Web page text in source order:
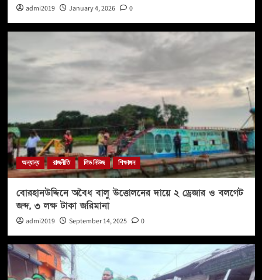
admi2019 January 4, 2026 0
অন্যান্য রাজনীতি লিড নিউজ শিক্ষাঙ্গন
বোরহানউদ্দিনে অবৈধ বালু উত্তোলনের দায়ে ২ ড্রেজার ও বলগেট
জব্দ, ৩ লক্ষ টাকা জরিমানা
admi2019 September 14, 2025 0